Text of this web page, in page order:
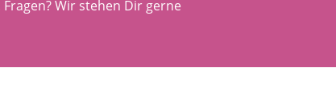
Wir stehen Dir gerne